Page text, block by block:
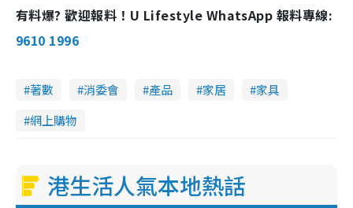
有料爆? 歡迎報料！U Lifestyle WhatsApp 報料專線:
9610 1996
著數 消委會 產品 家居
家具
網上購物
港生活人氣本地熱話